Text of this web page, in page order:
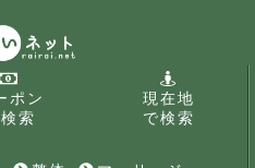
ポン
索
現在地
で検索